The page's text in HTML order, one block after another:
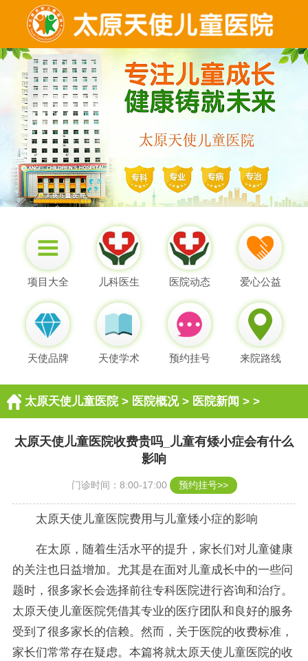
项目大全 儿科医生 医院动态 爱心公益
天使品牌 天使学术 预约挂号 来院路线
太原天使儿童医院> 医院概况> 医院新闻 > >
太原天使儿童医院收费贵吗_儿童有矮小症会有什么
影响
门诊时间：8:00-17:00 预约挂号>>
太原天使儿童医院费用与儿童矮小症的影响
在太原，随着生活水平的提升，家长们对儿童健康
的关注也日益增加。尤其是在面对儿童成长中的一些问
题时，很多家长会选择前往专科医院进行咨询和治疗。
太原天使儿童医院凭借其专业的医疗团队和良好的服务
受到了很多家长的信赖。然而，关于医院的收费标准，
家长们常常存在疑虑。本篇将就太原天使儿童医院的收